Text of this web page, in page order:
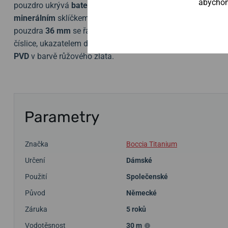
pouzdro ukrývá bateriový strojek ±15 s / měsíc
minerálním sklíčkem. Voděodolnost modelu je
pouzdra 36 mm se řadí mezi větší dámské hodinky. Na
číslice, ukazatelem data hodinky nedisponují. Elegantnost
PVD v barvě růžového zlata.
Parametry
Značka
Boccia Titanium
Určení
Dámské
Použití
Společenské
Původ
Německé
Záruka
5 roků
Vodotěsnost
30 m